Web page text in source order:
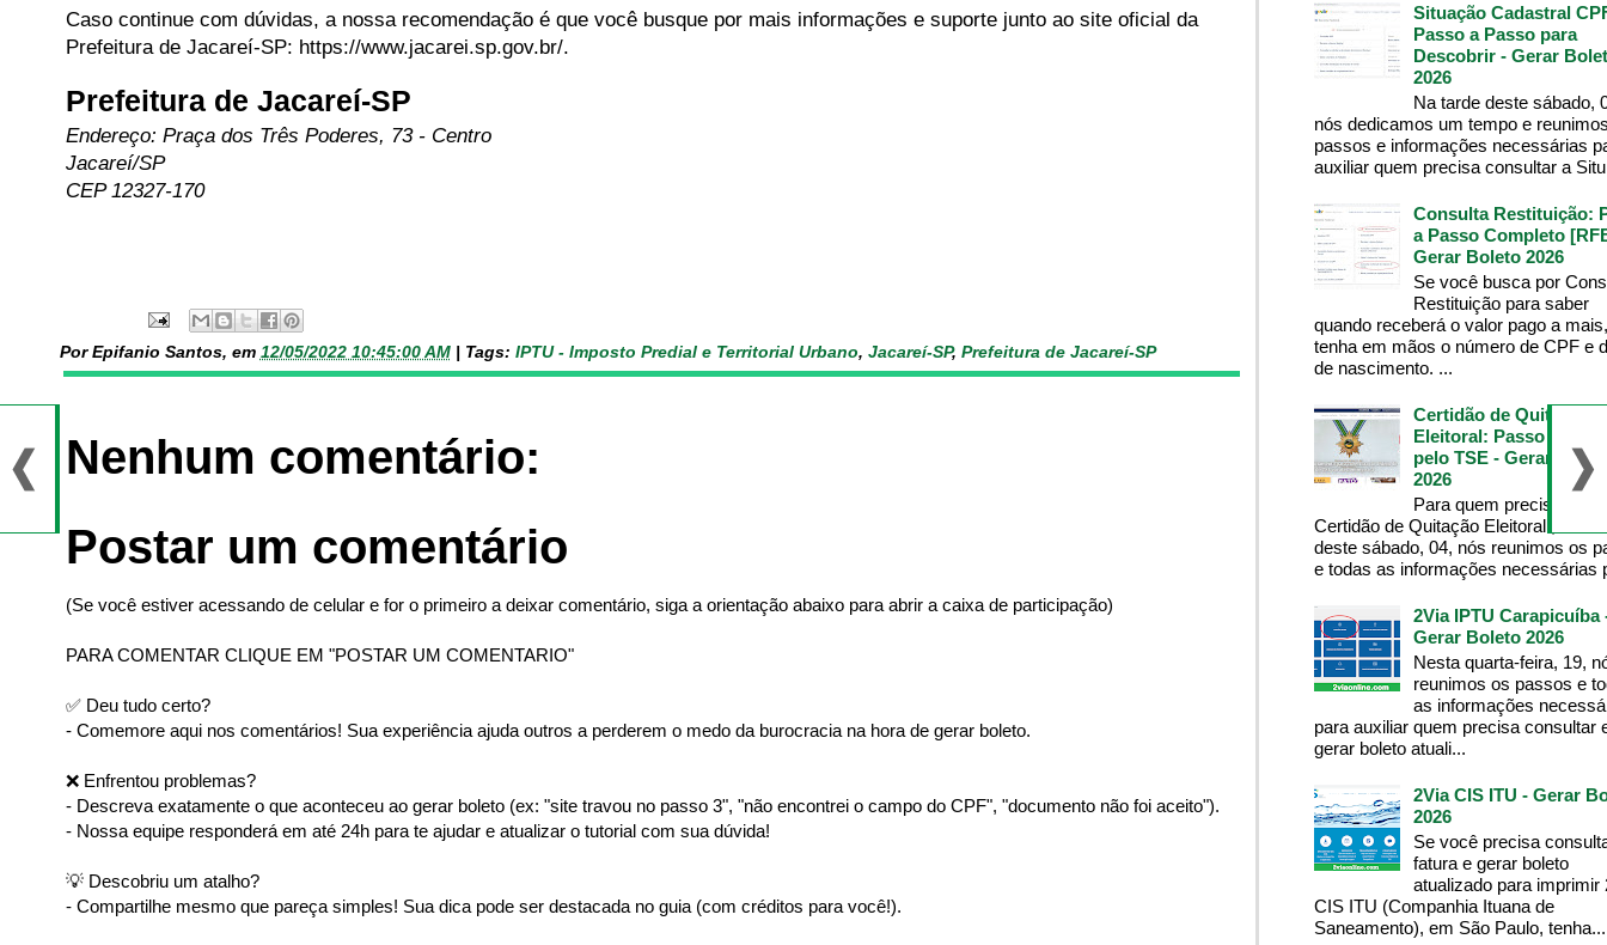
Caso continue com dúvidas, a nossa recomendação é que você busque por mais informações e suporte junto ao site oficial da
Prefeitura de Jacareí-SP: https://www.jacarei.sp.gov.br/.
Prefeitura de Jacareí-SP
Endereço: Praça dos Três Poderes, 73 - Centro
Jacareí/SP
CEP 12327-170
Por Epifanio Santos, em 12/05/2022 10:45:00 AM Tags: IPTU - Imposto Predial e Territorial Urbano, Jacareí-SP, Prefeitura de Jacareí-SP
Nenhum comentário:
Postar um comentário
(Se você estiver acessando de celular e for o primeiro a deixar comentário, siga a orientação abaixo para abrir a caixa de participação)
PARA COMENTAR CLIQUE EM "POSTAR UM COMENTARIO"
✅ Deu tudo certo?
- Comemore aqui nos comentários! Sua experiência ajuda outros a perderem o medo da burocracia na hora de gerar boleto.
❌ Enfrentou problemas?
- Descreva exatamente o que aconteceu ao gerar boleto (ex: "site travou no passo 3", "não encontrei o campo do CPF", "documento não foi aceito").
- Nossa equipe responderá em até 24h para te ajudar e atualizar o tutorial com sua dúvida!
💡 Descobriu um atalho?
- Compartilhe mesmo que pareça simples! Sua dica pode ser destacada no guia (com créditos para você!).
Situação Cadastral
Passo a Passo para
Descobrir - Gerar
2026
Na tarde deste sábado,
nós dedicamos um tempo e
passos e informações necessárias
auxiliar quem precisa consultar a
Consulta Restituição:
a Passo Completo
Gerar Boleto 2026
Se você busca por
Restituição para saber
quando receberá o valor pago a mais,
tenha em mãos o número de CPF e
de nascimento. ...
Certidão de Quitação
Eleitoral: Passo a
pelo TSE - Gerar
2026
Para quem precisa da
Certidão de Quitação Eleitoral , na
deste sábado, 04, nós reunimos os
e todas as informações necessárias
2Via IPTU Carapicuíba
Gerar Boleto 2026
Nesta quarta-feira, 19,
reunimos os passos e
as informações
para auxiliar quem precisa consultar
gerar boleto atuali...
2Via CIS ITU - Gerar
2026
Se você precisa
fatura e gerar boleto
atualizado para imprimir
CIS ITU (Companhia Ituana de
Saneamento), em São Paulo, tenha...